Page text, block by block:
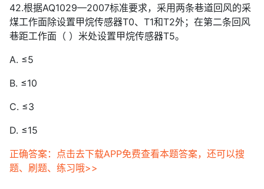
42.根据AQ1029—2007标准要求，采用两条巷道回风的采
煤工作面除设置甲烷传感器T0、T1和T2外；在第二条回风
巷距工作面（ ）米处设置甲烷传感器T5。
A. ≤5
B. ≤10
C. ≤3
D. ≤15
正确答案：点击去下载APP免费查看本题答案，还可以搜
题、刷题、练习哦>>